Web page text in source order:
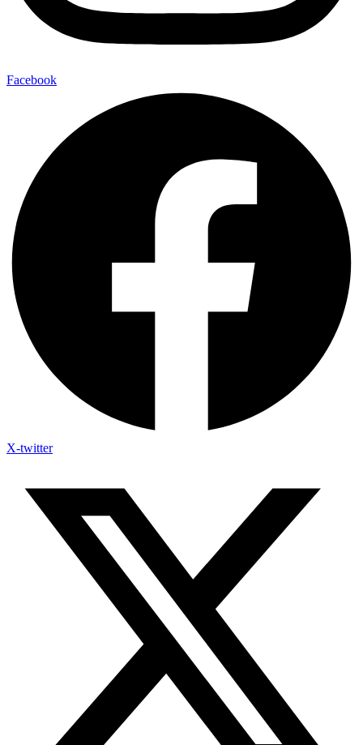
Facebook
X-twitter